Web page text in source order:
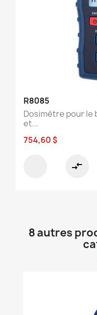
R8085
Dosimètre pour le
et...
754,60 $
compare_arrows
8 autres